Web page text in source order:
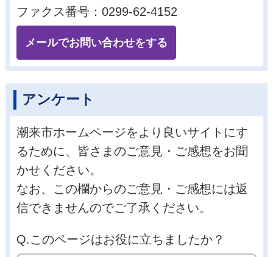
ファクス番号：0299-62-4152
メールでお問い合わせをする
アンケート
潮来市ホームページをより良いサイトにす
るために、皆さまのご意見・ご感想をお聞
かせください。
なお、この欄からのご意見・ご感想には返
信できませんのでご了承ください。
Q.このページはお役に立ちましたか？